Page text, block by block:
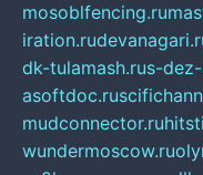
mosoblfencing.ru
iration.ru
dk-tulamash.rus-
asoftdoc.ru
mudconnector.ru
wundermoscow.ru